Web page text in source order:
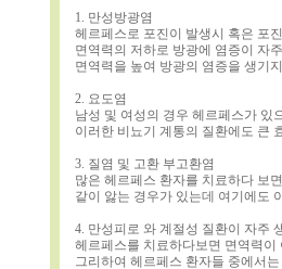
1. 만성방광염
헤르페스로 포진이 발생시 혹은 포
면역력의 저하로 방광에 염증이 자
면역력을 높여 방광의 염증을 생기
2. 요도염
남성 및 여성의 경우 헤르페스가 있
이러한 비뇨기 계통의 질환에도 큰
3. 질염 및 고환 부고환염
많은 헤르페스 환자를 치료하다 보
같이 앓는 경우가 있는데 여기에도
4. 만성피로 와 계절성 질환이 자주
헤르페스를 치료하다보면 면역력
그리하여 헤르페스 환자들 중에서